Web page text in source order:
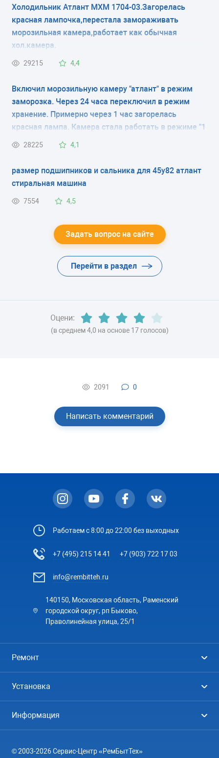
РАЗМЕРЫ (ШXГXВ)
60x64x195 см
КОЛИЧЕСТВО КОМПРЕССОРОВ
2
РАЗМОРАЖИВАНИЕ МОРОЗИЛЬНОЙ КАМЕРЫ
ручное
РАЗМОРАЖИВАНИЕ ХОЛОДИЛЬНОЙ КАМЕРЫ
капельная система
ЭНЕРГОПОТРЕБЛЕНИЕ
R600a (изобутан)
ВЕС
Холодильник Атлант МХМ 1704-03.Загорелась
красная лампочка,перестала замораживать
морозильная камера,работает как обычная
хол.камера.
29215 4,4
Включил морозильную камеру "атлант" в режим
заморозка. Через 24 часа переключил в режим
хранение. Примерно через 1 час загорелась
красная лампа. Камера стала работать в режиме "1
минуту работает, 5 минут нет" и так постоянно, при
28225 4,1
размер подшипников и сальника для 45у82 атлант
стиральная машина
7554 4,5
Задать вопрос на сайте
Перейти в раздел
Оцени:
(в среднем 4,0 на основе 17 голосов)
2091 0
Написать комментарий
Работаем с 8:00 до 22:00 без выходных
+7 (495) 215 14 41 +7 (903) 722 17 03
info@rembitteh.ru
140150, Московская область, Раменский
городской округ, рп Быково,
Праволинейная улица, 25/1
Ремонт
Посудомоечные машины
Установка
Кондиционеры
Информация
География
© 2003-2026 Сервис-Центр «РемБытТех»